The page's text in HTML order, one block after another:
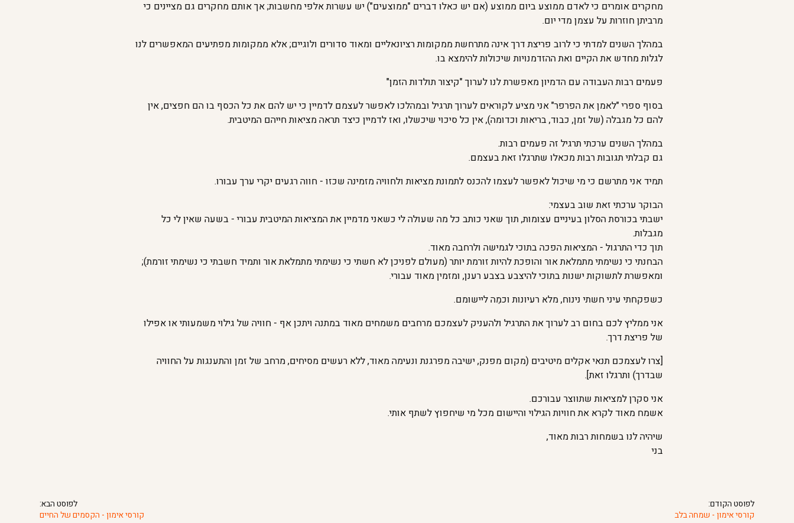
מחקרים אומרים כי לאדם ממוצע ביום ממוצע (אם יש כאלו דברים "ממוצעים") יש עשרות אלפי מחשבות; אך אותם מחקרים גם מציינים כי
מרביתן חוזרות על עצמן מדי יום.
במהלך השנים למדתי כי לרוב פריצת דרך אינה מתרחשת ממקומות רציונאליים ומאוד סדורים ולוגיים; אלא ממקומות מפתיעים המאפשרים לנו
לגלות מחדש את הקיים ואת ההזדמנויות שיכולות להימצא בו.
פעמים רבות העבודה עם הדמיון מאפשרת לנו לערוך "קיצור תולדות הזמן"
בסוף ספרי "לאמן את הפרפר" אני מציע לקוראים לערוך תרגיל ובמהלכו לאפשר לעצמם לדמיין כי יש להם את כל הכסף בו הם חפצים, אין
להם כל מגבלה (של זמן, כבוד, בריאות וכדומה), אין כל סיכוי שיכשלו, ואז לדמיין כיצד תראה מציאות חייהם המיטבית.
במהלך השנים ערכתי תרגיל זה פעמים רבות.
גם קבלתי תגובות רבות מכאלו שתרגלו זאת בעצמם.
תמיד אני מתרשם כי מי שיכול לאפשר לעצמו להכנס לתמונת מציאות ולחוויה מזמינה שכזו - חווה רגעים יקרי ערך עבורו.
הבוקר ערכתי זאת שוב בעצמי:
ישבתי בכורסת הסלון בעיניים עצומות, תוך שאני כותב כל מה שעולה לי כשאני מדמיין את המציאות המיטבית עבורי - בשעה שאין לי כל
מגבלות.
תוך כדי התרגול - המציאות הפכה בתוכי לגמישה ולרחבה מאוד.
הבחנתי כי נשימתי מתמלאת אור והופכת להיות זורמת יותר (מעולם לפניכן לא חשתי כי נשימתי מתמלאת אור ותמיד חשבתי כי נשימתי זורמת);
ומאפשרת לתשוקות ישנות בתוכי להיצבע בצבע רענן, ומזמין מאוד עבורי.
כשפקחתי עיני חשתי נינוח, מלא רעיונות וכמֵה ליישומם.
אני ממליץ לכם בחום רב לערוך את התרגיל ולהעניק לעצמכם מרחבים משמחים מאוד במתנה ויתכן אף - חוויה של גילוי משמעותי או אפילו
של פריצת דרך.
[צרו לעצמכם תנאי אקלים מיטיבים (מקום מפנק, ישיבה מפרגנת ונעימה מאוד, ללא רעשים מסיחים, מרחב של זמן והתענגות על החוויה
שבדרך) ותרגלו זאת].
אני סקרן למציאות שתווצר עבורכם.
אשמח מאוד לקרא את חוויות הגילוי והיישום מכל מי שיחפוץ לשתף אותי.
שיהיה לנו בשמחות רבות מאוד,
בני
לפוסט הקודם:
קורסי אימון - שמחה בלב
לפוסט הבא:
קורסי אימון - הקסמים של החיים